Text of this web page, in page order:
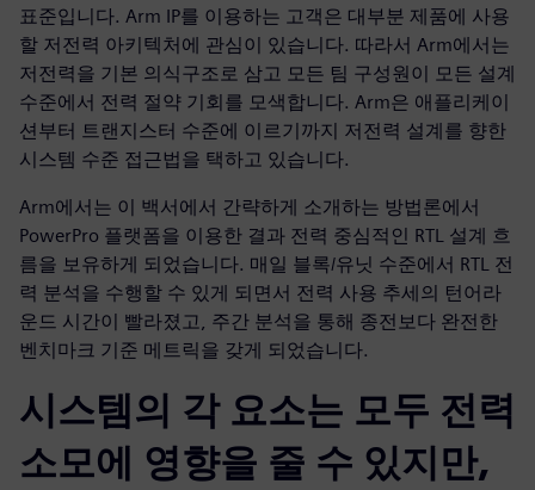
표준입니다. Arm IP를 이용하는 고객은 대부분 제품에 사용
할 저전력 아키텍처에 관심이 있습니다. 따라서 Arm에서는
저전력을 기본 의식구조로 삼고 모든 팀 구성원이 모든 설계
수준에서 전력 절약 기회를 모색합니다. Arm은 애플리케이
션부터 트랜지스터 수준에 이르기까지 저전력 설계를 향한
시스템 수준 접근법을 택하고 있습니다.
Arm에서는 이 백서에서 간략하게 소개하는 방법론에서
PowerPro 플랫폼을 이용한 결과 전력 중심적인 RTL 설계 흐
름을 보유하게 되었습니다. 매일 블록/유닛 수준에서 RTL 전
력 분석을 수행할 수 있게 되면서 전력 사용 추세의 턴어라
운드 시간이 빨라졌고, 주간 분석을 통해 종전보다 완전한
벤치마크 기준 메트릭을 갖게 되었습니다.
시스템의 각 요소는 모두 전력
소모에 영향을 줄 수 있지만,